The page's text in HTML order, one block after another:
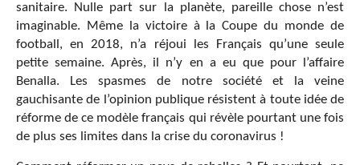
sanitaire. Nulle part sur la planète, pareille chose n’est
imaginable. Même la victoire à la Coupe du monde de
football, en 2018, n’a réjoui les Français qu’une seule
petite semaine. Après, il n’y en a eu que pour l’affaire
Benalla. Les spasmes de notre société et la veine
gauchisante de l’opinion publique résistent à toute idée de
réforme de ce modèle français qui révèle pourtant une fois
de plus ses limites dans la crise du coronavirus !